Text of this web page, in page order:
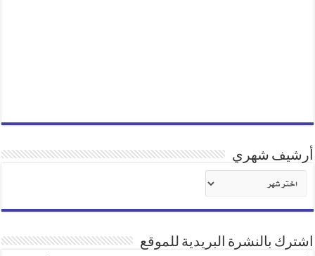
أرشيف شهري
شهري
اشترك بالنشرة البريدية للموقع